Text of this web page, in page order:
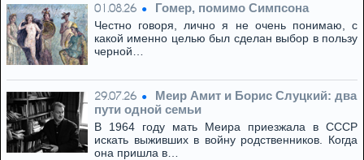
01.08.26 Гомер, помимо Симпсона
Честно говоря, лично я не очень понимаю, с
какой именно целью был сделан выбор в пользу
черной…
29.07.26
Меир Амит и Борис Слуцкий: два
пути одной семьи
В 1964 году мать Меира приезжала в СССР
искать выживших в войну родственников. Когда
она пришла в…